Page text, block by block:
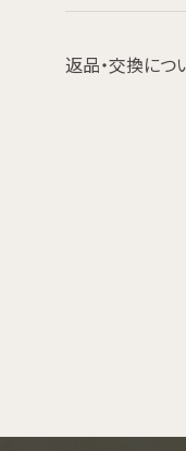
返品・交換につ